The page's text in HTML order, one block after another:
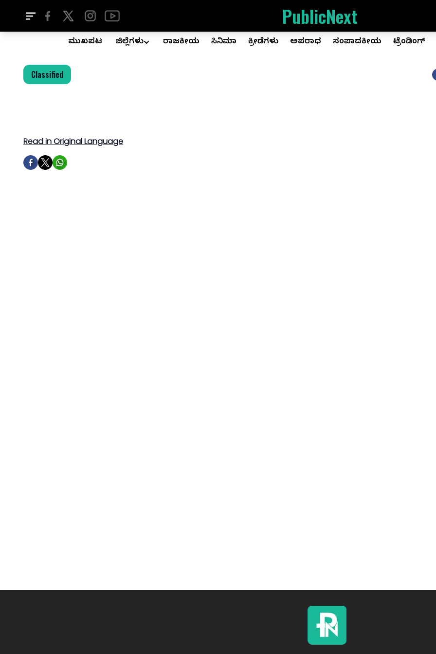
PublicNext
ಮುಖಪುಟ ಜಿಲ್ಲೆಗಳು ರಾಜಕೀಯ ಸಿನಿಮಾ ಕ್ರೀಡೆಗಳು ಅಪರಾಧ ಸಂಪಾದಕೀಯ ಟ್ರೆಂಡಿಂಗ್
Classified
Read in Original Language